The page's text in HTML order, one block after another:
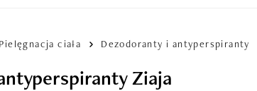
Pielęgnacja ciała Dezodoranty i antyperspiranty
Ziaja